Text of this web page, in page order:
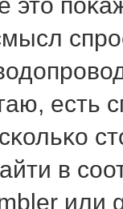
есть
в
или